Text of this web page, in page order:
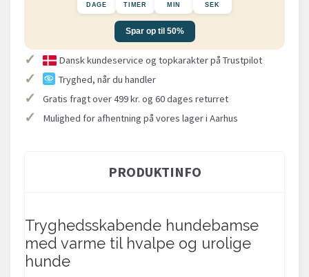
DAGE TIMER MIN SEK
Spar op til 50%
✓ Dansk kundeservice og topkarakter på Trustpilot
✓ Tryghed, når du handler
✓ Gratis fragt over 499 kr. og 60 dages returret
✓ Mulighed for afhentning på vores lager i Aarhus
PRODUKTINFO
Tryghedsskabende hundebamse
med varme til hvalpe og urolige
hunde